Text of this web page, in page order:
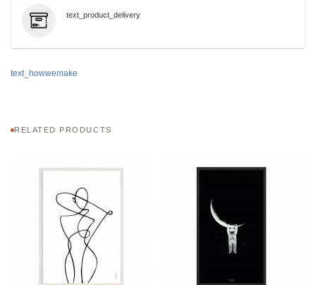
text_product_delivery
text_howwemake
RELATED PRODUCTS